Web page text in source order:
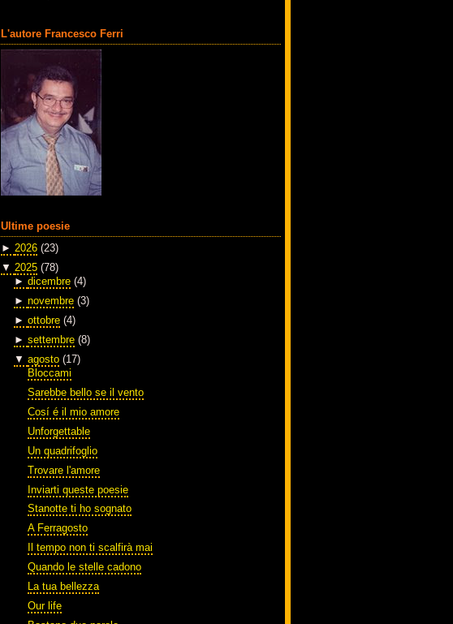
L'autore Francesco Ferri
Ultime poesie
► 2026 (23)
▼ 2025 (78)
► dicembre (4)
► novembre (3)
► ottobre (4)
► settembre (8)
▼ agosto (17)
Bloccami
Sarebbe bello se il vento
Cosí é il mio amore
Unforgettable
Un quadrifoglio
Trovare l'amore
Inviarti queste poesie
Stanotte ti ho sognato
A Ferragosto
Il tempo non ti scalfirà mai
Quando le stelle cadono
La tua bellezza
Our life